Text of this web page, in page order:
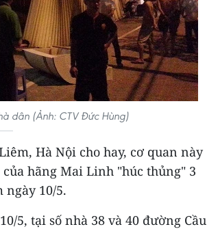
dân (Ảnh: CTV Đức Hùng)
Hà Nội cho hay, cơ quan này
hãng Mai Linh "húc thủng" 3
10/5.
5, tại số nhà 38 và 40 đường Cầu